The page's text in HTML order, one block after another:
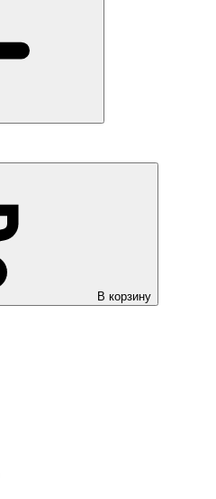
В корзину